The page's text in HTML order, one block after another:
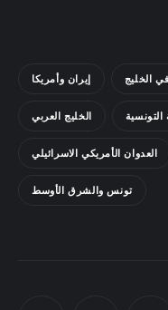
Sounds
إيران وأمريكا الخليج
الخليج العربي التونسية
العدوان الأمريكي الاسرائيلي
تونس والشرق الأوسط